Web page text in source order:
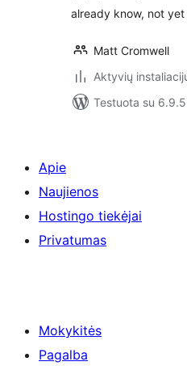
already know, not
Matt Cromwell
Aktyvių
Testuota su 6.9.5
Apie
Naujienos
Hostingo tiekėjai
Privatumas
Mokykitės
Pagalba